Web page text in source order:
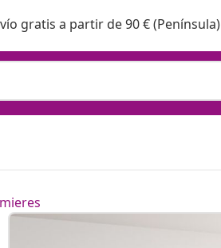
gratis a partir de 90 € (Península)